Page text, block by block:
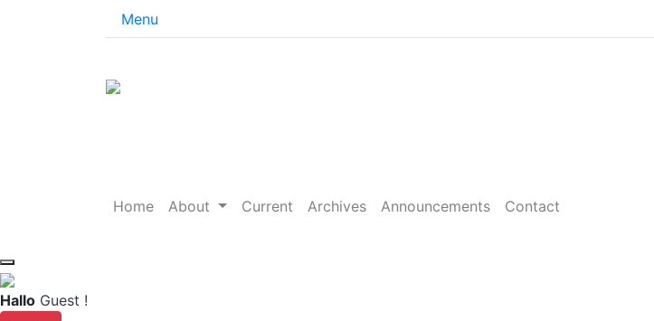
Menu
Home About Current Archives Announcements Contact
Hallo Guest !